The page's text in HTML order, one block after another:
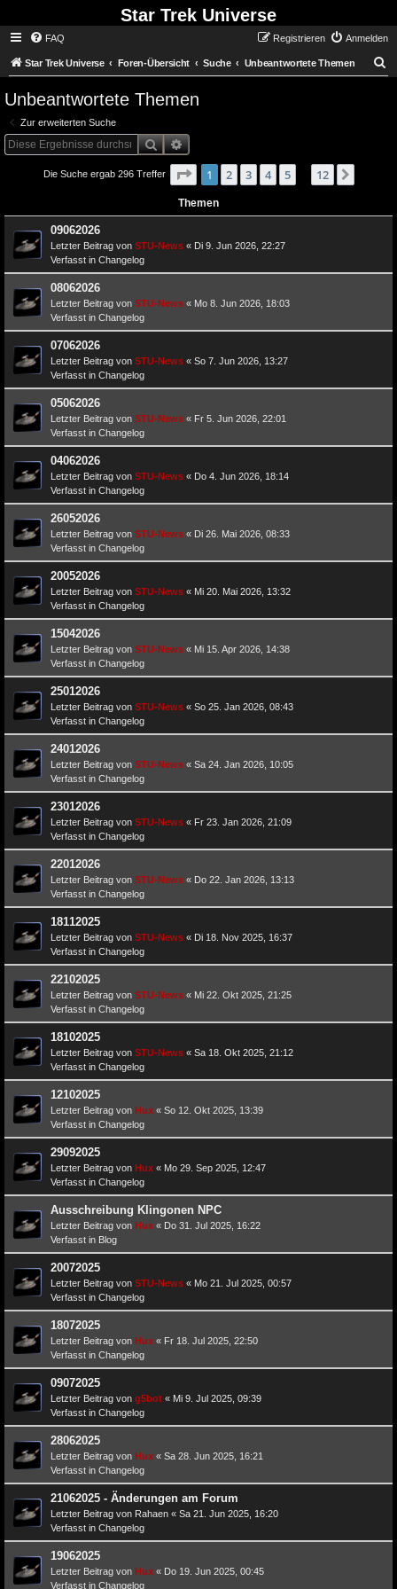
Star Trek Universe
FAQ Anmelden
Registrieren
Star Trek Universe Foren-Übersicht Suche Unbeantwortete Themen
Unbeantwortete Themen
Zur erweiterten Suche
SucheErweiterte Suche
Die Suche ergab 296 Treffer Seite 1 von 12
1 2 3 4 5 12
Themen
09062026
Letzter Beitrag von STU-News « Di 9. Jun 2026, 22:27
Verfasst in Changelog
08062026
Letzter Beitrag von STU-News « Mo 8. Jun 2026, 18:03
Verfasst in Changelog
07062026
Letzter Beitrag von STU-News « So 7. Jun 2026, 13:27
Verfasst in Changelog
05062026
Letzter Beitrag von STU-News « Fr 5. Jun 2026, 22:01
Verfasst in Changelog
04062026
Letzter Beitrag von STU-News « Do 4. Jun 2026, 18:14
Verfasst in Changelog
26052026
Letzter Beitrag von STU-News « Di 26. Mai 2026, 08:33
Verfasst in Changelog
20052026
Letzter Beitrag von STU-News « Mi 20. Mai 2026, 13:32
Verfasst in Changelog
15042026
Letzter Beitrag von STU-News « Mi 15. Apr 2026, 14:38
Verfasst in Changelog
25012026
Letzter Beitrag von STU-News « So 25. Jan 2026, 08:43
Verfasst in Changelog
24012026
Letzter Beitrag von STU-News « Sa 24. Jan 2026, 10:05
Verfasst in Changelog
23012026
Letzter Beitrag von STU-News « Fr 23. Jan 2026, 21:09
Verfasst in Changelog
22012026
Letzter Beitrag von STU-News « Do 22. Jan 2026, 13:13
Verfasst in Changelog
18112025
Letzter Beitrag von STU-News « Di 18. Nov 2025, 16:37
Verfasst in Changelog
22102025
Letzter Beitrag von STU-News « Mi 22. Okt 2025, 21:25
Verfasst in Changelog
18102025
Letzter Beitrag von STU-News « Sa 18. Okt 2025, 21:12
Verfasst in Changelog
12102025
Letzter Beitrag von Hux « So 12. Okt 2025, 13:39
Verfasst in Changelog
29092025
Letzter Beitrag von Hux « Mo 29. Sep 2025, 12:47
Verfasst in Changelog
Ausschreibung Klingonen NPC
Letzter Beitrag von Hux « Do 31. Jul 2025, 16:22
Verfasst in Blog
20072025
Letzter Beitrag von STU-News « Mo 21. Jul 2025, 00:57
Verfasst in Changelog
18072025
Letzter Beitrag von Hux « Fr 18. Jul 2025, 22:50
Verfasst in Changelog
09072025
Letzter Beitrag von g5bot « Mi 9. Jul 2025, 09:39
Verfasst in Changelog
28062025
Letzter Beitrag von Hux « Sa 28. Jun 2025, 16:21
Verfasst in Changelog
21062025 - Änderungen am Forum
Letzter Beitrag von Rahaen « Sa 21. Jun 2025, 16:20
Verfasst in Changelog
19062025
Letzter Beitrag von Hux « Do 19. Jun 2025, 00:45
Verfasst in Changelog